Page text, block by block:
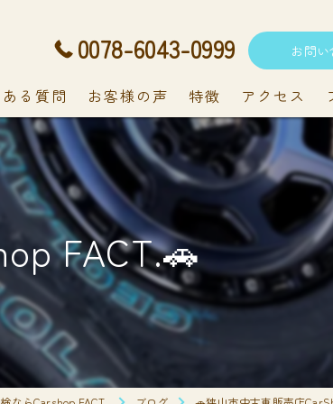
0078-6043-0999 お問
る質問 お客様の声 特徴
中古車
新車
持ち込み
メンテナンス
アクセス
FACT.🚗